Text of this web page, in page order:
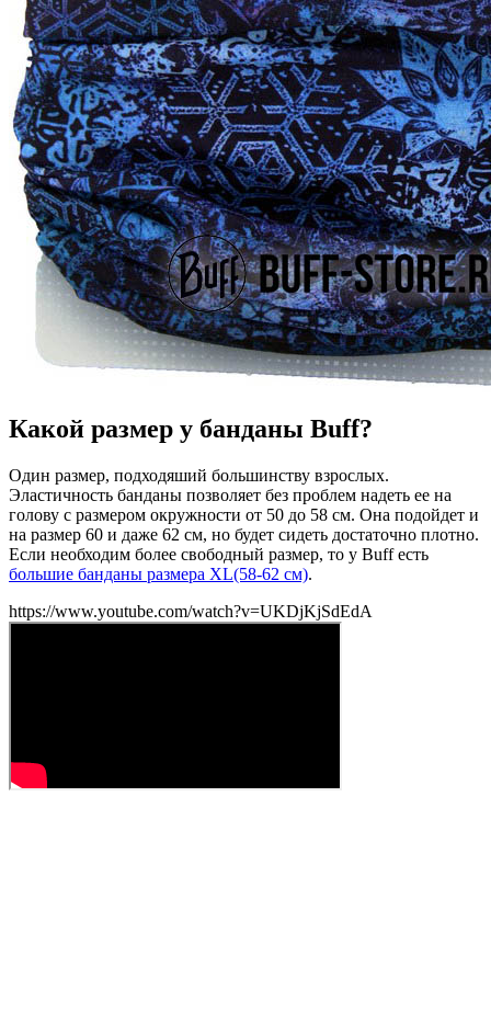
Какой размер у банданы Buff?
Один размер, подходяший большинству взрослых.
Эластичность банданы позволяет без проблем надеть ее на
голову с размером окружности от 50 до 58 см. Она подойдет и
на размер 60 и даже 62 см, но будет сидеть достаточно плотно.
Если необходим более свободный размер, то у Buff есть
большие банданы размера XL(58-62 см).
https://www.youtube.com/watch?v=UKDjKjSdEdA